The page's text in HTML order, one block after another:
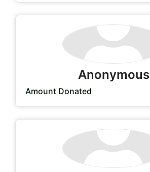
Anonymous
Amount Donated